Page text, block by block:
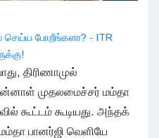
செய்ய போறீங்களா? - ITR
திரிணாமுல்
முதலமைச்சர் மம்தா
கூட்டம் கூடியது. அந்தக்
பானர்ஜி வெளியே